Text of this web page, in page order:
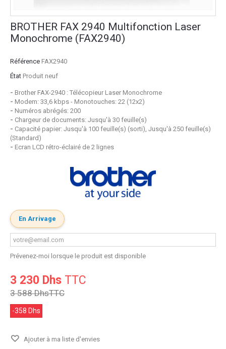
BROTHER FAX 2940 Multifonction Laser
Monochrome (FAX2940)
Référence FAX2940
État Produit neuf
- Brother FAX-2940 : Télécopieur Laser Monochrome
- Modem: 33,6 kbps - Monotouches: 22 (12x2)
- Numéros abrégés: 200
- Chargeur de documents: Jusqu'à 30 feuille(s)
- Capacité papier: Jusqu'à 100 feuille(s) (sorti), Jusqu'à 250 feuille(s)
(Standard)
- Ecran LCD rétro-éclairé de 2 lignes
En Arrivage
Prévenez-moi lorsque le produit est disponible
3 230 Dhs TTC
3 588 DhsTTC
-358 Dhs
Ajouter à ma liste d'envies